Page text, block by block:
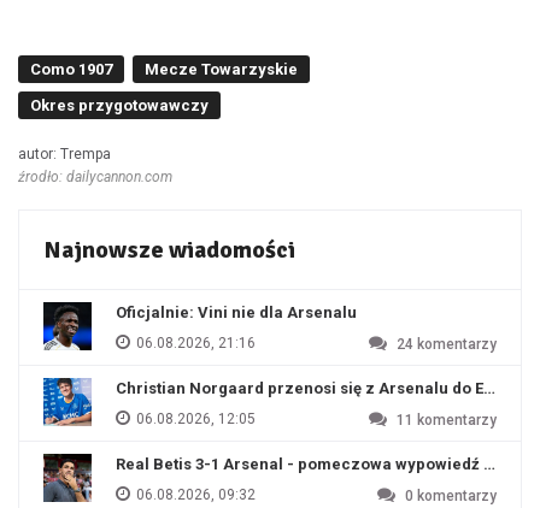
Como 1907
Mecze Towarzyskie
Okres przygotowawczy
autor: Trempa
źrodło: dailycannon.com
Najnowsze wiadomości
Oficjalnie: Vini nie dla Arsenalu
06.08.2026, 21:16 24 komentarzy
Christian Norgaard przenosi się z Arsenalu do
06.08.2026, 12:05 11 komentarzy
Real Betis 3-1 Arsenal - pomeczowa wypowiedź Artety
06.08.2026, 09:32 0 komentarzy